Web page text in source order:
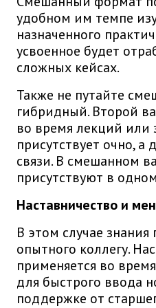
удобном им темпе
назначенного
усвоенное будет
сложных кейсах.
Также не путайте
гибридный. Второй
во время лекций или
присутствует очно, а
связи. В смешанном
присутствуют в
Наставничество и
В этом случае знания
опытного коллегу.
применяется во
для быстрого ввода
поддержке от